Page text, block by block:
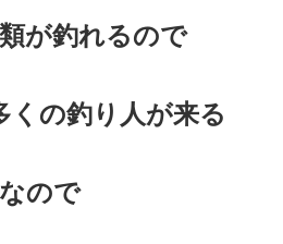
が釣れるので
くの釣り人が来る
なので